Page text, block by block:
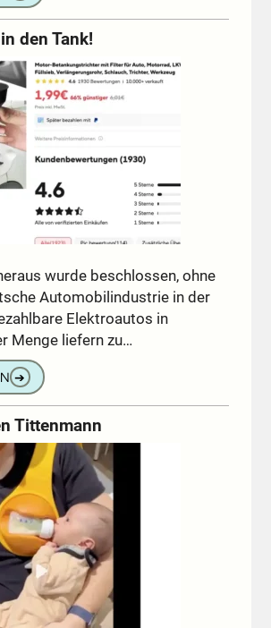
den Tank!
wurde beschlossen, ohne
Automobilindustrie in der
Elektroautos in
Menge liefern zu…
➔
Tittenmann